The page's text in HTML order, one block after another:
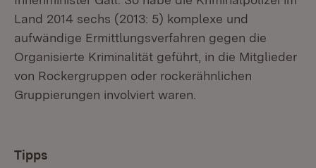
Land 2014 sechs (2013: 5) komplexe und
aufwändige Ermittlungsverfahren gegen die
Organisierte Kriminalität geführt, in die Mitglieder
von Rockergruppen oder rockerähnlichen
Gruppierungen involviert waren.
Tipps